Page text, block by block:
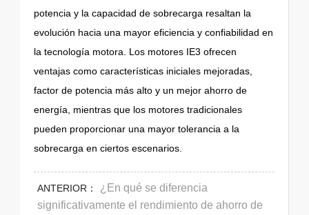
potencia y la capacidad de sobrecarga resaltan la
evolución hacia una mayor eficiencia y confiabilidad en
la tecnología motora. Los motores IE3 ofrecen
ventajas como características iniciales mejoradas,
factor de potencia más alto y un mejor ahorro de
energía, mientras que los motores tradicionales
pueden proporcionar una mayor tolerancia a la
sobrecarga en ciertos escenarios.
ANTERIOR：
¿En qué se diferencia
significativamente el rendimiento de ahorro de